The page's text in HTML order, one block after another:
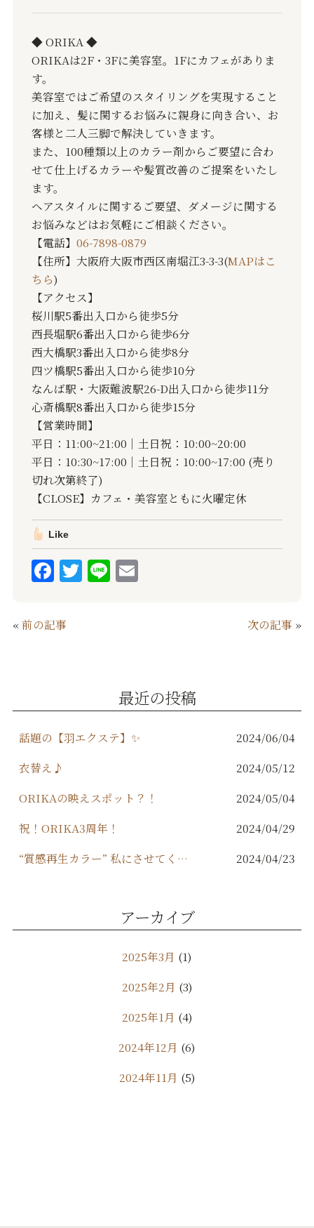
◆ ORIKA ◆
ORIKAは2F・3Fに美容室。1Fにカフェがありま
す。
美容室ではご希望のスタイリングを実現すること
に加え、髪に関するお悩みに親身に向き合い、お
客様と二人三脚で解決していきます。
また、100種類以上のカラー剤からご要望に合わ
せて仕上げるカラーや髪質改善のご提案をいたし
ます。
ヘアスタイルに関するご要望、ダメージに関する
お悩みなどはお気軽にご相談ください。
【電話】 06-7898-0879
【住所】大阪府大阪市西区南堀江3-3-3(MAPはこ
ちら)
【アクセス】
桜川駅5番出入口から徒歩5分
西長堀駅6番出入口から徒歩6分
西大橋駅3番出入口から徒歩8分
四ツ橋駅5番出入口から徒歩10分
なんば駅・大阪難波駅26-D出入口から徒歩11分
心斎橋駅8番出入口から徒歩15分
【営業時間】
平日：11:00~21:00｜土日祝：10:00~20:00
平日：10:30~17:00｜土日祝：10:00~17:00 (売り
切れ次第終了)
【CLOSE】カフェ・美容室ともに火曜定休
Like
F
c
e
o
k
T LiE
«前の記事 次の記事 »
最近の投稿
話題の【羽エクステ】✨
2024/06/04
衣替え♪
2024/05/12
ORIKAの映えスポット？！
2024/05/04
祝！ORIKA3周年！
2024/04/29
“質感再生カラー” 私にさせてください。
2024/04/23
アーカイブ
2025年3月 (1)
2025年2月 (3)
2025年1月 (4)
2024年12月 (6)
2024年11月 (5)